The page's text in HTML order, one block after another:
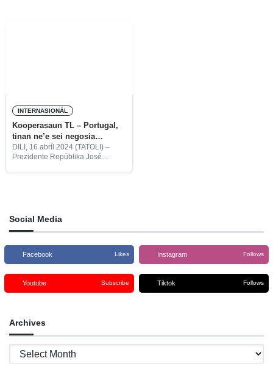
INTERNASIONÁL
Kooperasaun TL – Portugal,
tinan ne’e sei negosia
programa foun
DILI, 16 abríl 2024 (TATOLI) –
Prezidente Repúblika José
Social Media
Facebook Likes Instagram Follows
Youtube Subscribe Tiktok Follows
Archives
Archives